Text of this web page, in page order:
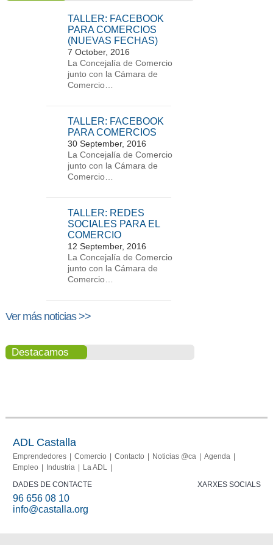
TALLER: FACEBOOK
PARA COMERCIOS
(NUEVAS FECHAS)
7 October, 2016
La Concejalía de Comercio
junto con la Cámara de
Comercio…
TALLER: FACEBOOK
PARA COMERCIOS
30 September, 2016
La Concejalía de Comercio
junto con la Cámara de
Comercio…
TALLER: REDES
SOCIALES PARA EL
COMERCIO
12 September, 2016
La Concejalía de Comercio
junto con la Cámara de
Comercio…
Ver más noticias >>
Destacamos
Memoria
Portal del
ADL Castalla
Emprendedores Comercio Contacto Noticias @ca
Agenda
Empleo
Industria
La ADL
DADES DE CONTACTE
96 656 08 10
info@castalla.org
XARXES SOCIALS